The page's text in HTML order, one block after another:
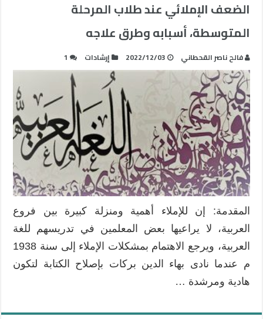
الضعف الإملائي عند طلاب المرحلة
المتوسطة، أسبابه وطرق علاجه
فالح ناصر القحطاني 2022/12/03 إرشادات 1
المقدمة: إن للإملاء أهمية ومنزلة كبيرة بين فروع
العربية، لا يراعيها بعض المعلمين في تدريسهم للغة
العربية، ويرجع الاهتمام بمشكلات الإملاء إلى سنة 1938
م عندما نادى بهاء الدين بركات بإصلاح الكتابة لتكون
هادية ومرشدة …